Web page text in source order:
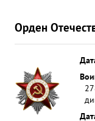
Орден